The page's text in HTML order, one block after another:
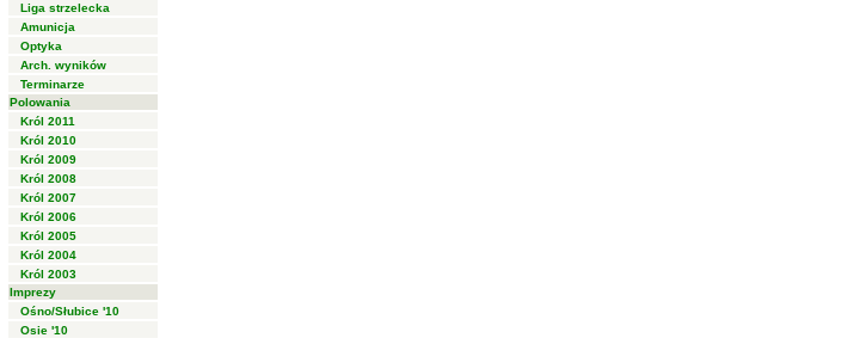
Liga strzelecka
Amunicja
Optyka
Arch. wyników
Terminarze
Polowania
Król 2011
Król 2010
Król 2009
Król 2008
Król 2007
Król 2006
Król 2005
Król 2004
Król 2003
Imprezy
Ośno/Słubice '10
Osie '10